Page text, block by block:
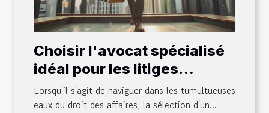
Choisir l'avocat spécialisé
idéal pour les litiges
d'entreprises
Lorsqu'il s'agit de naviguer dans les tumultueuses
eaux du droit des affaires, la sélection d'un...